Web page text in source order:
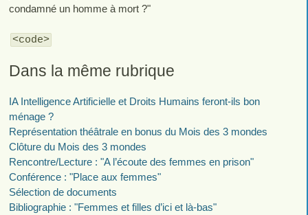
condamné un homme à mort ?"
<code>
Dans la même rubrique
IA Intelligence Artificielle et Droits Humains feront-ils bon
ménage ?
Représentation théâtrale en bonus du Mois des 3 mondes
Clôture du Mois des 3 mondes
Rencontre/Lecture : "A l’écoute des femmes en prison"
Conférence : "Place aux femmes"
Sélection de documents
Bibliographie : "Femmes et filles d’ici et là-bas"